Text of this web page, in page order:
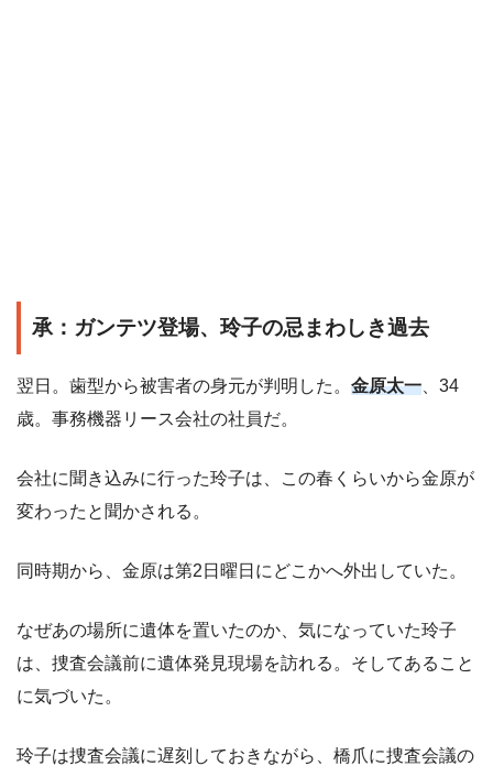
承：ガンテツ登場、玲子の忌まわしき過去
翌日。歯型から被害者の身元が判明した。 金原太一 、34
歳。事務機器リース会社の社員だ。
会社に聞き込みに行った玲子は、この春くらいから金原が
変わったと聞かされる。
同時期から、金原は第2日曜日にどこかへ外出していた。
なぜあの場所に遺体を置いたのか、気になっていた玲子
は、捜査会議前に遺体発見現場を訪れる。そしてあること
に気づいた。
玲子は捜査会議に遅刻しておきながら、橋爪に捜査会議の